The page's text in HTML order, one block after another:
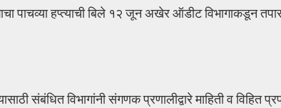
पाचव्या हप्त्याची बिले १२ जून अखेर ऑडीट विभागाकडून
संबंधित विभागांनी संगणक प्रणालीद्वारे माहिती व विहित